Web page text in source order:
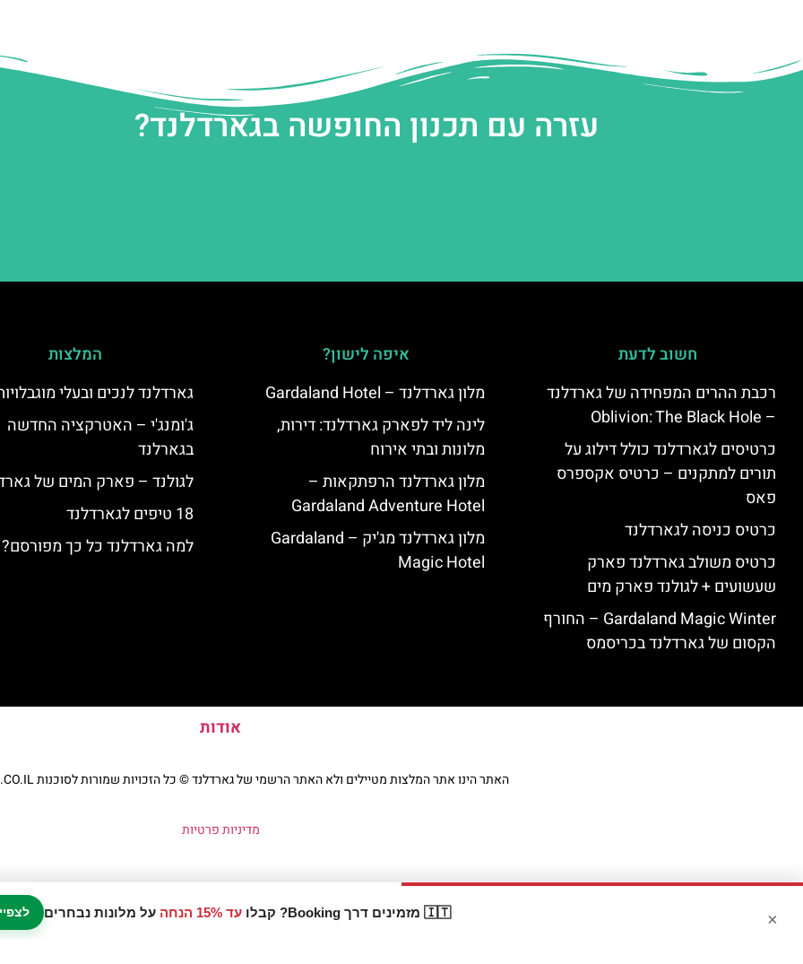
🇮🇹 מזמינים דרך Booking? קבלו עד 15% הנחה על מלונות נבחרים ×
עזרה עם תכנון החופשה בגארדלנד?
חשוב לדעת
רכבת ההרים המפחידה של גארדלנד
– Oblivion: The Black Hole
כרטיסים לגארדלנד כולל דילוג על
תורים למתקנים – כרטיס אקספרס
פאס
כרטיס כניסה לגארדלנד
כרטיס משולב גארדלנד פארק
שעשועים + לגולנד פארק מים
Gardaland Magic Winter – החורף
הקסום של גארדלנד בכריסמס
איפה לישון?
מלון גארדלנד – Gardaland Hotel
לינה ליד לפארק גארדלנד: דירות,
מלונות ובתי אירוח
מלון גארדלנד הרפתקאות –
Gardaland Adventure Hotel
מלון גארדלנד מג'יק – Gardaland
Magic Hotel
המלצות
גארדלנד לנכים ובעלי
ג'ומנג'י – האטרקציה החדשה
בגארלנד
לגולנד – פארק המים של
18 טיפים לגארדלנד
למה גארדלנד כל כך מפורסם?
אודות
האתר הינו אתר המלצות מטיילים ולא האתר הרשמי של גארדלנד © כל הזכויות שמורות לסוכנות TRAVELERS.CO.IL
מדיניות פרטיות